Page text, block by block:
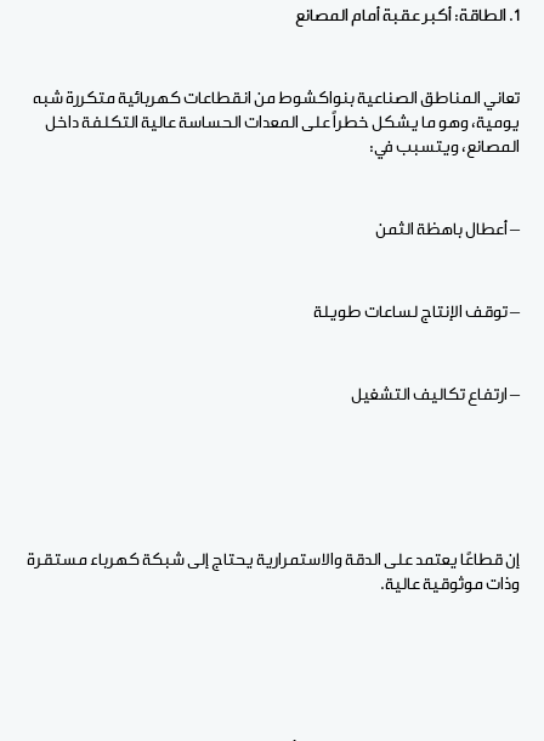
1. الطاقة: أكبر عقبة أمام المصانع
تعاني المناطق الصناعية بنواكشوط من انقطاعات كهربائية متكررة شبه
يومية، وهو ما يشكل خطراً على المعدات الحساسة عالية التكلفة داخل
المصانع، ويتسبب في:
– أعطال باهظة الثمن
– توقف الإنتاج لساعات طويلة
– ارتفاع تكاليف التشغيل
إن قطاعًا يعتمد على الدقة والاستمرارية يحتاج إلى شبكة كهرباء مستقرة
وذات موثوقية عالية.